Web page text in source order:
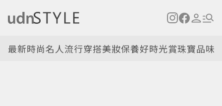
最新時尚名人流行穿搭美妝保養好時光賞珠寶品味